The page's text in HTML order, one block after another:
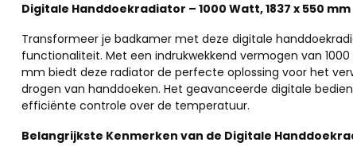
Digitale Handdoekradiator – 1000 Watt, 1837 x 550 mm
Transformeer je badkamer met deze digitale
functionaliteit. Met een indrukwekkend vermogen van
mm biedt deze radiator de perfecte oplossing voor het
drogen van handdoeken. Het geavanceerde digitale
efficiënte controle over de temperatuur.
Belangrijkste Kenmerken van de Digitale